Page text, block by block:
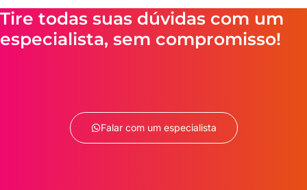
Tire todas suas dúvidas com um
especialista, sem compromisso!
Falar com um especialista